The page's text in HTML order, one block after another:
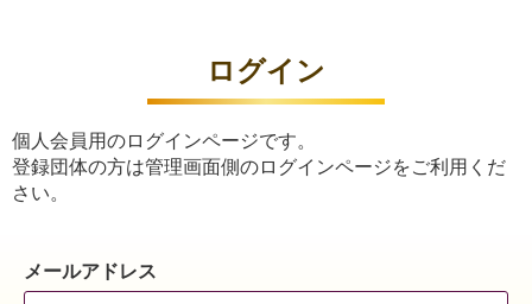
ログイン
個人会員用のログインページです。
登録団体の方は管理画面側のログインページをご利用くだ
さい。
メールアドレス